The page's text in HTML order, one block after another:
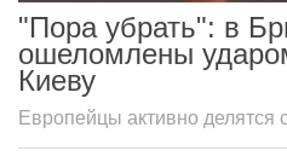
"Пора убрать": в
ошеломлены
Киеву
Европейцы активно